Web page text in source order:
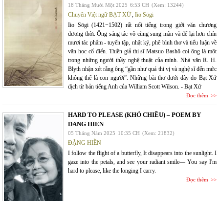
18 Tháng Mười Một 2025 6:53 CH (Xem: 13244)
Chuyển Việt ngữ BẠT XỨ, Iio Sōgi
Iio Sōgi (1421−1502) rất nổi tiếng trong giới văn chương
đương thời. Ông sáng tác vô cùng sung mãn và để lại hơn chín
mươi tác phẩm - tuyển tập, nhật ký, phê bình thơ và tiểu luận về
văn học cổ điển. Thiền giả thi sĩ Matsuo Bashō coi ông là một
trong những người thầy nghệ thuật của mình. Nhà văn R. H.
Blyth nhận xét rằng ông “gần như quá thi vị và nghệ sĩ đến mức
không thể là con người”. Những bài thơ dưới đây do Bạt Xứ
dịch từ bản tiếng Anh của William Scott Wilson. - Bạt Xứ
Đọc thêm
HARD TO PLEASE (KHÓ CHIỀU) – POEM BY
DANG HIEN
05 Tháng Năm 2025 10:35 CH (Xem: 21832)
ĐẶNG HIỀN
I follow the flight of a butterfly, It disappears into the sunlight. I
gaze into the petals, and see your radiant smile— You say I'm
hard to please, like the longing I carry.
Đọc thêm